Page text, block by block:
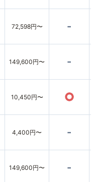
72,598円〜 -
149,600円〜 -
10,450円〜 ○
4,400円〜 -
149,600円〜 -